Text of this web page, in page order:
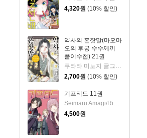
4,320원 (10% 할인)
약사의 혼잣말(마오마
오의 후궁 수수께끼
풀이수첩) 21권
쿠라타 미노지 글그림/휴우가 나츠 원저/유유리 역
2,700원 (10% 할인)
기프티드 11권
4,500원